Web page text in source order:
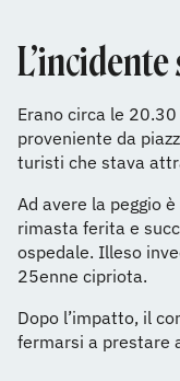
Erano circa le
proveniente da
turisti che stava
Ad avere la peggio
rimasta ferita e
ospedale. Illeso
25enne cipriota.
Dopo l’impatto, il
fermarsi a prestare